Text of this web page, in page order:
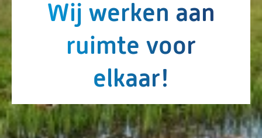
Wij werken aan
ruimte voor
elkaar!